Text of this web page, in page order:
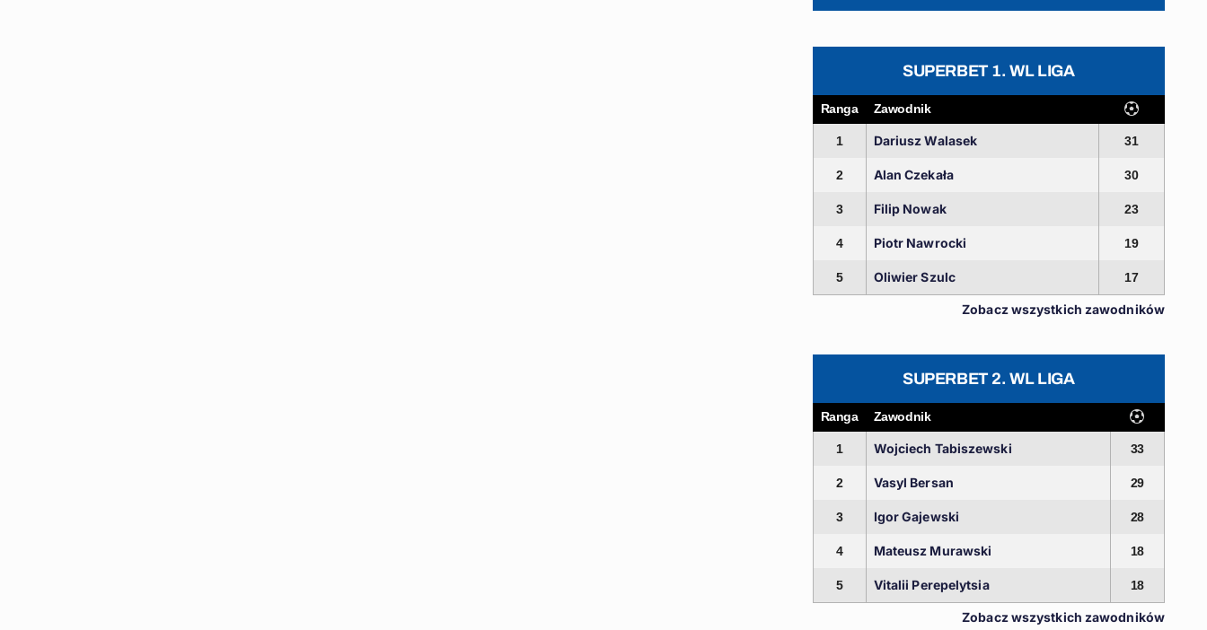
SUPERBET 1. WL LIGA
Ranga Zawodnik
1 Dariusz Walasek 31
2 Alan Czekała 30
3 Filip Nowak 23
4 Piotr Nawrocki 19
5 Oliwier Szulc 17
Zobacz wszystkich zawodników
SUPERBET 2. WL LIGA
Ranga Zawodnik
1 Wojciech Tabiszewski 33
2 Vasyl Bersan 29
3 Igor Gajewski 28
4 Mateusz Murawski 18
5 Vitalii Perepelytsia 18
Zobacz wszystkich zawodników